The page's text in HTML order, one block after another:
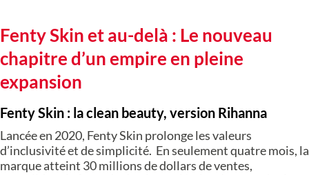
Fenty Skin et au-delà : Le nouveau
chapitre d’un empire en pleine
expansion
Fenty Skin : la clean beauty, version Rihanna
Lancée en 2020, Fenty Skin prolonge les valeurs
d’inclusivité et de simplicité. En seulement quatre mois, la
marque atteint 30 millions de dollars de ventes,